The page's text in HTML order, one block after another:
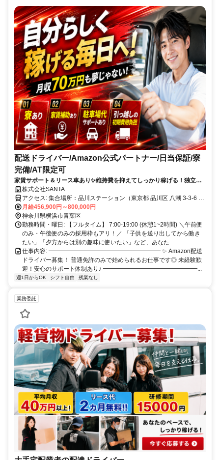
配送ドライバー/Amazon公式パートナー/日当保証/寮
完備/AT限定可
家賃サポート＆リース車あり✨維持費を抑えてしっかり稼げる！独立支
援制度も充実◎
株式会社SANTA
アクセス: 集合場所：品川ステーション（東京都 品川区 八潮 3-3-6 東
京レールゲート EAST 1階）
月給456,900円～800,000円
神奈川県横浜市青葉区
勤務時間・曜日: 【フルタイム】 7:00-19:00 (休憩1~2時間) ＼午前便
のみ・午後便のみの採用枠もアリ！／ 「子供を送り出してから働き
たい」「夕方からは別の趣味に使いたい」など、あなた...
仕事内容: ━━━━━━━━━━━━━━━━━━━ ✨ Amazon配送
ドライバー募集！ 普通免許のみで始められるお仕事です◎ 未経験歓
迎！安心のサポート体制あり♪ ━━━━━━━━━━━━━━━━...
週1日からOK シフト自由 残業なし
業務委託